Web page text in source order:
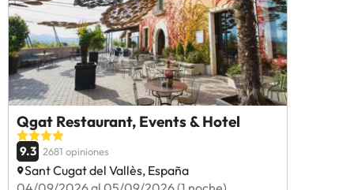
Qgat Restaurant, Events & Hotel
9.3 2681 opiniones
Sant Cugat del Vallès, España